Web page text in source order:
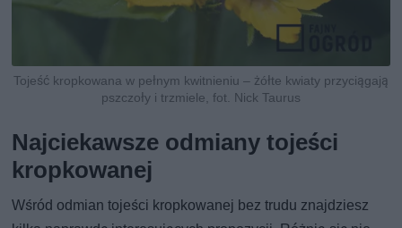
Tojeść kropkowana w pełnym kwitnieniu – żółte kwiaty przyciągają
pszczoły i trzmiele, fot. Nick Taurus
Najciekawsze odmiany tojeści
kropkowanej
Wśród odmian tojeści kropkowanej bez trudu znajdziesz